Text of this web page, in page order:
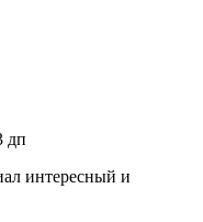
дп
интересный и